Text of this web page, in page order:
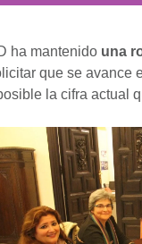
ha mantenido una
que se avance
la cifra actual